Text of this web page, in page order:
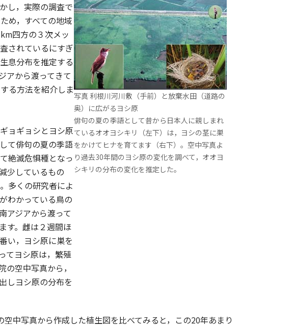
写真 利根川河川敷（手前）と放棄水田（道路の
奥）に広がるヨシ原
俳句の夏の季語として昔から日本人に親しまれ
ているオオヨシキリ（左下）は，ヨシの茎に巣
をかけてヒナを育てます（右下）。空中写真よ
り過去30年間のヨシ原の変化を調べて，オオヨ
シキリの分布の変化を推定した。
し，実際の調査で
め，すべての地域
四方の３次メッ
されているにすぎ
息分布を推定する
アから渡ってきて
る方法を紹介しま
ョギョシとヨシ原
て俳句の夏の季語
絶滅危惧種となっ
少しているもの
多くの研究者によ
わかっている鳥の
アジアから渡って
す。雌は２週間ほ
い，ヨシ原に巣を
てヨシ原は，繁殖
空中写真から，
しヨシ原の分布を
中写真から作成した植生図を比べてみると，この20年あまり